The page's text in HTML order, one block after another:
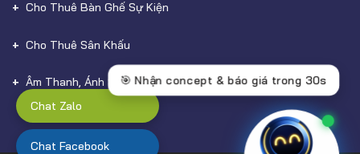
Cho Thuê Bàn Ghế Sự Kiện
Cho Thuê Sân Khấu
Âm Thanh, Ánh Sáng
Chat Zalo
Chat Facebook